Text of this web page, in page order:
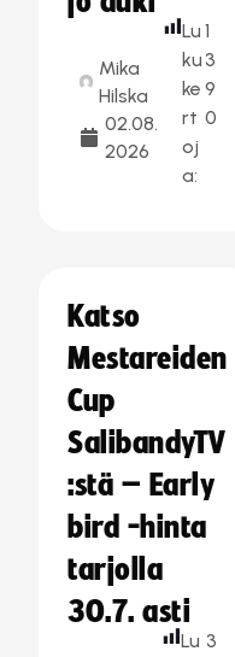
Mika
Hilska
02.08.
2026
Lu
ku
ke
rt
oj
a:
1
3
9
0
Katso
Mestareiden
Cup
SalibandyTV
:stä – Early
bird -hinta
tarjolla
30.7. asti
Lu 3